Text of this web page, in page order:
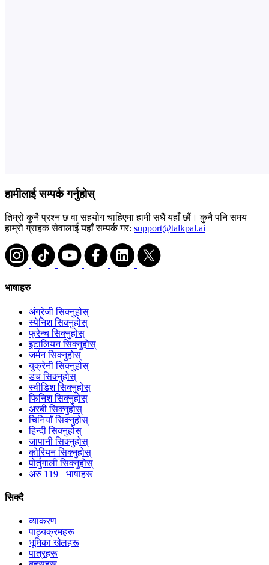
हामीलाई सम्पर्क गर्नुहोस्
तिम्रो कुनै प्रश्न छ वा सहयोग चाहिएमा हामी सधैं यहाँ छौं। कुनै पनि समय
हाम्रो ग्राहक सेवालाई यहाँ सम्पर्क गर: support@talkpal.ai
भाषाहरु
अंग्रेजी सिक्नुहोस्
स्पेनिश सिक्नुहोस्
फ्रेन्च सिक्नुहोस्
इटालियन सिक्नुहोस्
जर्मन सिक्नुहोस्
युक्रेनी सिक्नुहोस्
डच सिक्नुहोस्
स्वीडिश सिक्नुहोस्
फिनिश सिक्नुहोस्
अरबी सिक्नुहोस्
चिनियाँ सिक्नुहोस्
हिन्दी सिक्नुहोस्
जापानी सिक्नुहोस्
कोरियन सिक्नुहोस्
पोर्तुगाली सिक्नुहोस्
अरु 119+ भाषाहरू
सिक्दै
व्याकरण
पाठ्यक्रमहरू
भूमिका खेलहरू
पात्रहरू